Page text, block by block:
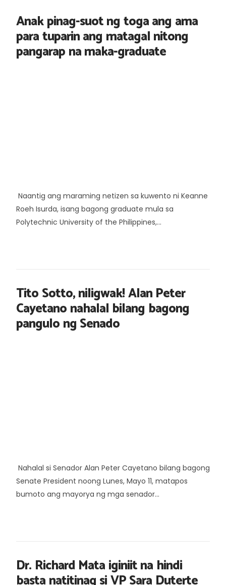
Anak pinag-suot ng toga ang ama
para tuparin ang matagal nitong
pangarap na maka-graduate
Naantig ang maraming netizen sa kuwento ni Keanne
Roeh Isurda, isang bagong graduate mula sa
Polytechnic University of the Philippines,...
Tito Sotto, niligwak! Alan Peter
Cayetano nahalal bilang bagong
pangulo ng Senado
Nahalal si Senador Alan Peter Cayetano bilang bagong
Senate President noong Lunes, Mayo 11, matapos
bumoto ang mayorya ng mga senador...
Dr. Richard Mata iginiit na hindi
basta natitinag si VP Sara Duterte